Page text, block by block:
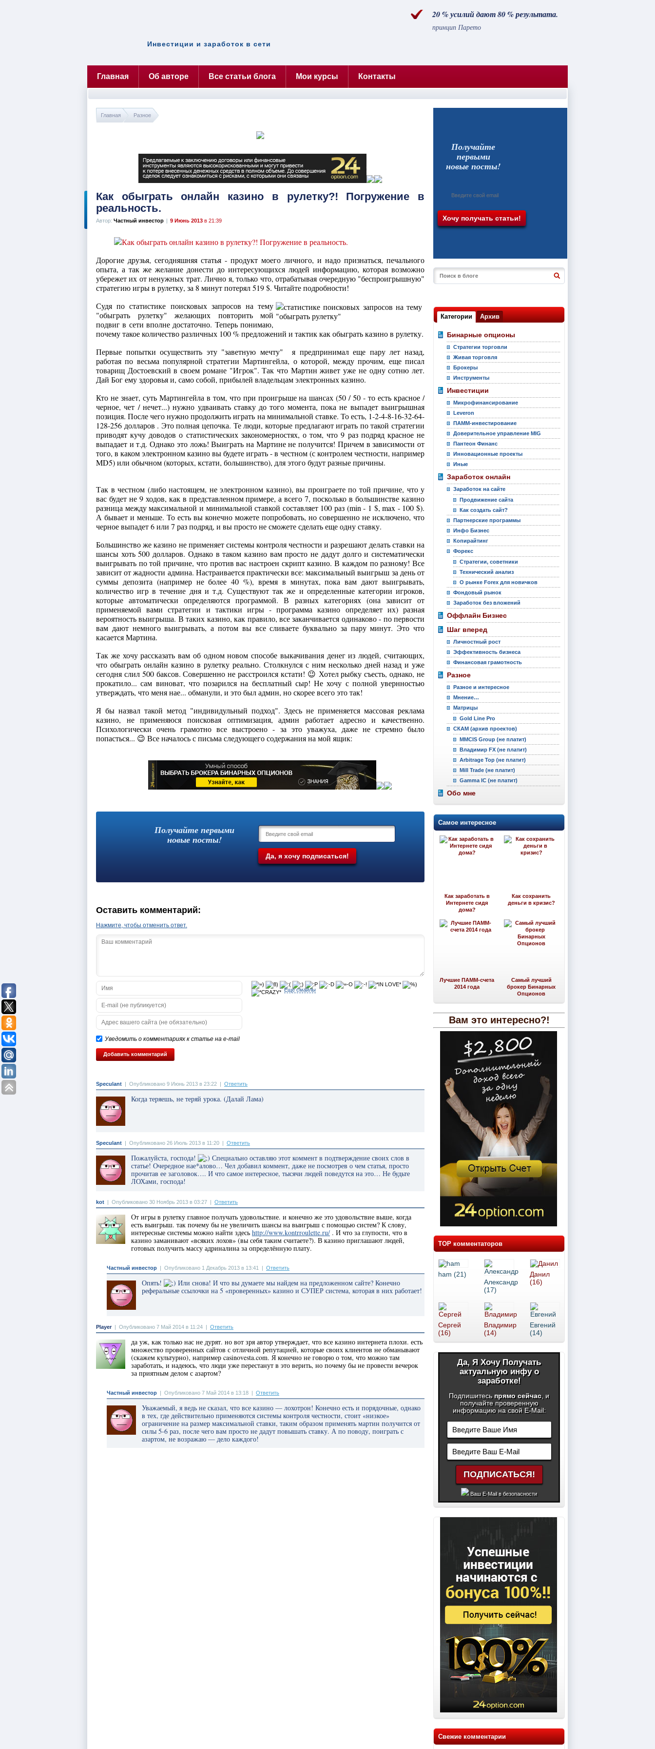
Инвестиции и заработок в сети
20 % усилий дают 80 % результата.
принцип Парето
Главная Об авторе Все статьи блога Мои курсы Контакты
Главная Разное
Как обыграть онлайн казино в рулетку?! Погружение в
реальность.
Автор: Частный инвестор | 9 Июнь 2013 в 21:39
Дорогие друзья, сегодняшняя статья - продукт моего личного, и надо признаться, печального
опыта, а так же желание донести до интересующихся людей информацию, которая возможно
убережет их от ненужных трат. Лично я, только что, отрабатывая очередную "беспроигрышную"
стратегию игры в рулетку, за 8 минут потерял 519 $. Читайте подробности!
Судя по статистике поисковых запросов на тему
"обыграть рулетку" желающих повторить мой
подвиг в сети вполне достаточно. Теперь понимаю,
почему такое количество различных 100 % предложений и тактик как обыграть казино в рулетку.
Первые попытки осуществить эту "заветную мечту" я предпринимал еще пару лет назад,
работая по весьма популярной стратегии Мартингейла, о которой, между прочим, еще писал
товарищ Достоевский в своем романе "Игрок". Так что Мартин живет уже не одну сотню лет.
Дай Бог ему здоровья и, само собой, прибылей владельцам электронных казино.
Кто не знает, суть Мартингейла в том, что при проигрыше на шансах (50 / 50 - то есть красное /
черное, чет / нечет...) нужно удваивать ставку до того момента, пока не выпадет выигрышная
позиция. После чего нужно продолжить играть на минимальной ставке. То есть, 1-2-4-8-16-32-64-
128-256 долларов . Это полная цепочка. Те люди, которые предлагают играть по такой стратегии
приводят кучу доводов о статистических закономерностях, о том, что 9 раз подряд красное не
выпадает и т.д. Однако это ложь! Выиграть на Мартине не получится! Причем в зависимости от
того, в каком электронном казино вы будете играть - в честном (с контролем честности, например
MD5) или обычном (которых, кстати, большинство), для этого будут разные причины.
Так в честном (либо настоящем, не электронном казино), вы проиграете по той причине, что у
вас будет не 9 ходов, как в представленном примере, а всего 7, посколько в большинстве казино
разница между максимальной и минимальной ставкой составляет 100 раз (min - 1 $, max - 100 $).
А бывает и меньше. То есть вы конечно можете попробовать, но совершенно не исключено, что
черное выпадет 6 или 7 раз подряд, и вы просто не сможете сделать еще одну ставку.
Большинство же казино не применяет системы контроля честности и разрешают делать ставки на
шансы хоть 500 долларов. Однако в таком казино вам просто не дадут долго и систематически
выигрывать по той причине, что против вас настроен скрипт казино. В каждом по разному! Все
зависит от жадности админа. Настраивается практически все: максимальный выигрыш за день от
суммы депозита (например не более 40 %), время в минутах, пока вам дают выигрывать,
количество игр в течение дня и т.д. Существуют так же и определенные категории игроков,
которые автоматически определяются программой. В разных категориях (она зависит от
применяемой вами стратегии и тактики игры - программа казино определяет их) разная
вероятность выигрыша. В таких казино, как правило, все заканчивается одинаково - по первости
вам дают немного выигрывать, а потом вы все сливаете буквально за пару минут. Это что
касается Мартина.
Так же хочу рассказать вам об одном новом способе выкачивания денег из людей, считающих,
что обыграть онлайн казино в рулетку реально. Столкнулся с ним несколько дней назад и уже
сегодня слил 500 баксов. Совершенно не расстроился кстати! 😉 Хотел рыбку съесть, однако, не
прокатило... сам виноват, что позарился на бесплатный сыр! Не хочу с полной увернностью
утверждать, что меня нае... обманули, и это был админ, но скорее всего это так!
Я бы назвал такой метод "индивидульный подход". Здесь не применяется массовая реклама
казино, не применяюся поисковая оптимизация, админ работает адресно и качественно.
Психологически очень грамотно все выстроено - за это уважуха, даже не стремно было
попасться... 😉 Все началось с письма следующего содержания на мой ящик:
Получайте первыми
новые посты!
Оставить комментарий:
Нажмите, чтобы отменить ответ.
Еще смайлы
Уведомить о комментариях к статье на e-mail
Speculant | Опубликовано 9 Июнь 2013 в 23:22 | Ответить
Когда теряешь, не теряй урока. (Далай Лама)
Speculant | Опубликовано 26 Июль 2013 в 11:20 | Ответить
Пожалуйста, господа!
Специально оставляю этот коммент в подтверждение своих слов в
статье! Очередное нае*алово… Чел добавил коммент, даже не посмотрев о чем статья, просто
прочитав ее заголовок…. И что самое интересное, тысячи людей поведутся на это… Не будьте
ЛОХами, господа!
kot | Опубликовано 30 Ноябрь 2013 в 03:27 | Ответить
От игры в рулетку главное получать удовольствие. и конечно же это удовольствие выше, когда
есть выигрыш. так почему бы не увеличить шансы на выигрыш с помощью систем? К слову,
интересные системы можно найти здесь http://www.kontrroulette.ru/ . И что за глупости, что в
казино заманивают «всяких лохов» (вы себя таким считаете?). В казино приглашают людей,
готовых получить массу адриналина за определённую плату.
Частный инвестор | Опубликовано 1 Декабрь 2013 в 13:41 | Ответить
Опять!
Или снова! И что вы думаете мы найдем на предложенном сайте? Конечно
реферальные ссылочки на 5 «проверенных» казино и СУПЕР система, которая в них работает!
Player| Опубликовано 7 Май 2014 в 11:24 | Ответить
да уж, как только нас не дурят. но вот зря автор утверждает, что все казино интернета плохи. есть
множество проверенных сайтов с отличной репутацией, которые своих клиентов не обманывают
(скажем культурно), например casinovesta.com. Я конечно не говорю о том, что можно там
заработать, и надеюсь, что люди уже перестанут в это верить, но почему бы не провести вечерок
за приятным делом с азартом?
Частный инвестор | Опубликовано 7 Май 2014 в 13:18 | Ответить
Уважаемый, я ведь не сказал, что все казино — лохотрон! Конечно есть и порядочные, однако
в тех, где действительно применяются системы контроля честности, стоит «низкое»
ограничение на размер максимальной ставки, таким образом применять мартин получится от
силы 5-6 раз, после чего вам просто не дадут повышать ставку. А по поводу, поиграть с
азартом, не возражаю — дело каждого!
Получайте
первыми
новые посты!
Категории Архив
Бинарные опционы
Стратегии торговли
Живая торговля
Брокеры
Инструменты
Инвестиции
Микрофинансирование
Leveron
ПАММ-инвестирование
Доверительное управление MIG
Пантеон Финанс
Инновационные проекты
Иные
Заработок онлайн
Заработок на сайте
Продвижение сайта
Как создать сайт?
Партнерские программы
Инфо Бизнес
Копирайтинг
Форекс
Стратегии, советники
Технический анализ
О рынке Forex для новичков
Фондовый рынок
Заработок без вложений
Оффлайн Бизнес
Шаг вперед
Личностный рост
Эффективность бизнеса
Финансовая грамотность
Разное
Разное и интересное
Мнение…
Матрицы
Gold Line Pro
СКАМ (архив проектов)
MMCIS Group (не платит)
Владимир FX (не платит)
Arbitrage Top (не платит)
Mill Trade (не платит)
Gamma IC (не платит)
Обо мне
Самое интересное
Как заработать в
Интернете сидя
дома?
Как сохранить
деньги в кризис?
Лучшие ПАММ-счета
2014 года
Самый лучший
брокер Бинарных
Опционов
Вам это интересно?!
TOP комментаторов
ham (21)
Александр
(17)
Данил
(16)
Сергей
(16)
Владимир
(14)
Евгений
(14)
Да, Я Хочу Получать
актуальную инфу о
заработке!
Подпишитесь прямо сейчас, и
получайте проверенную
информацию на свой E-Mail:
Ваш E-Mail в безопасности
Свежие комментарии